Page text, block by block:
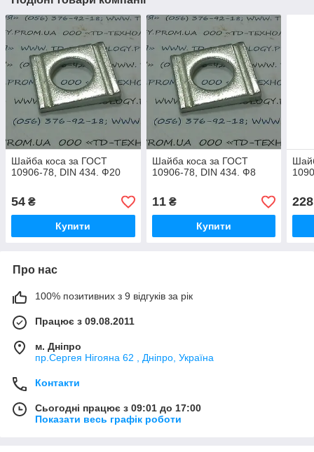
Шайба коса за ГОСТ
10906-78, DIN 434. Ф20
54 ₴
Купити
Шайба коса за ГОСТ
10906-78, DIN 434. Ф8
11₴
Купити
228
Про нас
100% позитивних з 9 відгуків за рік
Працює з 09.08.2011
м. Дніпро
пр.Сергея Нігояна 62 , Дніпро, Україна
Контакти
Сьогодні працює з 09:01 до 17:00
Показати весь графік роботи